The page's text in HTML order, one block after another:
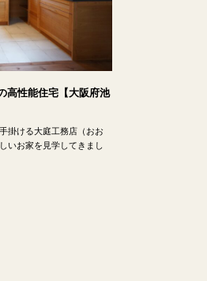
高性能住宅【大阪府池
掛ける大庭工務店（おお
いお家を見学してきまし